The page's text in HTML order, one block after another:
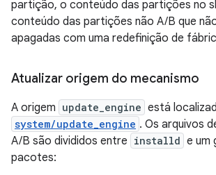
partição, o conteúdo das partições no
conteúdo das partições não A/B que
apagadas com uma redefinição de
Atualizar origem do mecanismo
A origem update_engine está
system/update_engine . Os arquivos
A/B são divididos entre installd e um
pacotes: